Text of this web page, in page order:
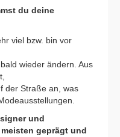
du deine
viel bzw. bin vor
wieder ändern. Aus
der Straße an, was
und
geprägt und